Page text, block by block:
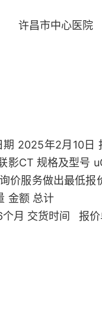
许昌市中心医院
期 2025年2月10日
影CT 规格及型号
价服务做出最低
金额 总计
个月 交货时间 报